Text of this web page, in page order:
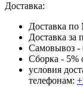
Доставка:
Доставка по
Доставка
Самовывоз -
Сборка - 5%
условия
телефонам: